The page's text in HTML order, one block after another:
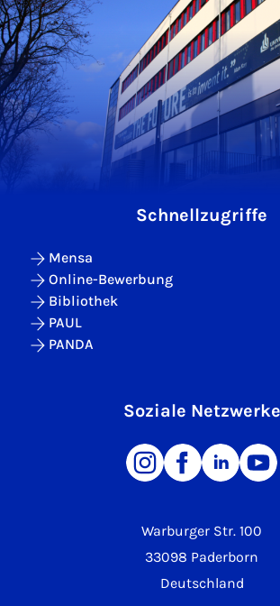
Warburger Str. 100
33098 Paderborn
Deutschland
Schnellzugriffe
Mensa
Online-Bewerbung
Bibliothek
PAUL
PANDA
Soziale Netzwerke